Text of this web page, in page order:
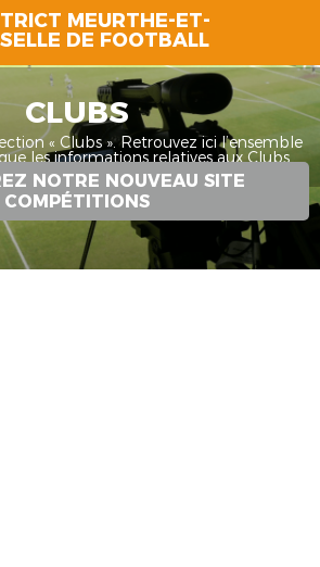
MEURTHE-ET-
DE FOOTBALL
CLUBS
« Clubs ». Retrouvez ici l’ensemble
les informations relatives aux Clubs.
NOTRE NOUVEAU SITE
COMPÉTITIONS